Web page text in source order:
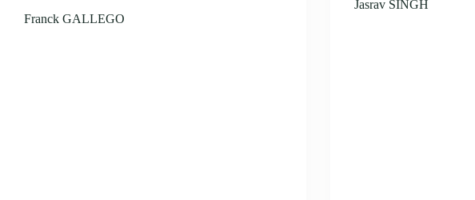
Franck GALLEGO
Jasrav SINGH